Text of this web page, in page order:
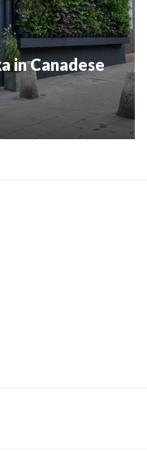
in Canadese